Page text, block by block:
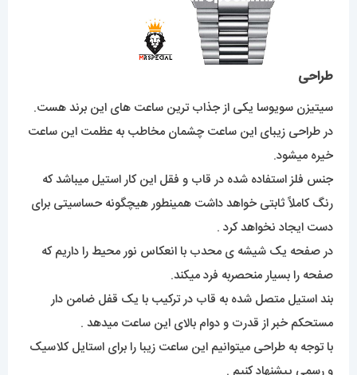
طراحی
سیتیزن سویوسا یکی از جذاب ترین ساعت های این برند هست.
در طراحی زیبای این ساعت چشمان مخاطب به عظمت این ساعت
خیره میشود.
جنس فلز استفاده شده در قاب و فقل این کار استیل میباشد که
رنگ کاملاً ثابتی خواهد داشت همینطور هیچگونه حساسیتی برای
دست ایجاد نخواهد کرد .
در صفحه یک شیشه ی محدب با انعکاس نور محیط را داریم که
صفحه را بسیار منحصربه فرد میکند.
بند استیل متصل شده به قاب در ترکیب با یک قفل ضامن دار
مستحکم خبر از قدرت و دوام بالای این ساعت میدهد .
با توجه به طراحی میتوانیم این ساعت زیبا را برای استایل کلاسیک